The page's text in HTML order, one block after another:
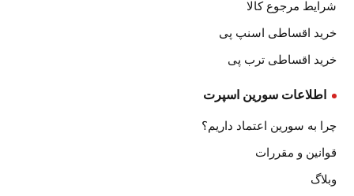
شرایط مرجوع کالا
خرید اقساطی اسنپ پی
خرید اقساطی ترب پی
اطلاعات سورین اسپرت
چرا به سورین اعتماد داریم؟
قوانین و مقررات
وبلاگ